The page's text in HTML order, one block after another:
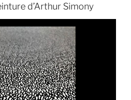
d’Arthur Simony